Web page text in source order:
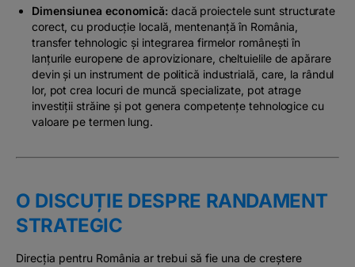
Dimensiunea economică: dacă proiectele sunt structurate
corect, cu producție locală, mentenanță în România,
transfer tehnologic și integrarea firmelor românești în
lanțurile europene de aprovizionare, cheltuielile de apărare
devin și un instrument de politică industrială, care, la rândul
lor, pot crea locuri de muncă specializate, pot atrage
investiții străine și pot genera competențe tehnologice cu
valoare pe termen lung.
O DISCUȚIE DESPRE RANDAMENT
STRATEGIC
Direcția pentru România ar trebui să fie una de creștere